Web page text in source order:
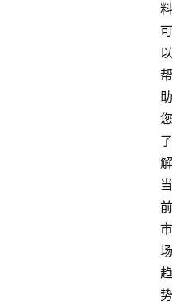
料
可
以
帮
助
您
了
解
当
前
市
场
趋
势